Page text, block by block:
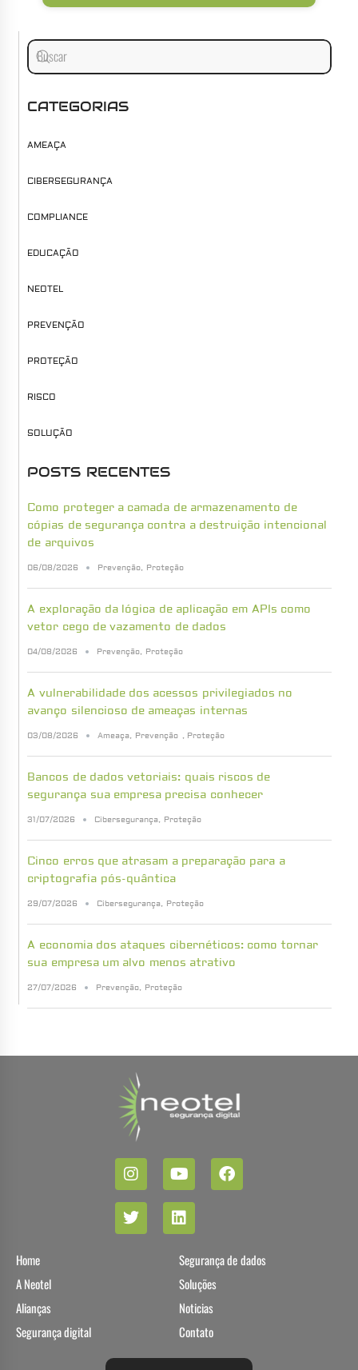
CATEGORIAS
AMEAÇA
CIBERSEGURANÇA
COMPLIANCE
EDUCAÇÃO
NEOTEL
PREVENÇÃO
PROTEÇÃO
RISCO
SOLUÇÃO
POSTS RECENTES
Como proteger a camada de armazenamento de
cópias de segurança contra a destruição intencional
de arquivos
06/08/2026 Prevenção, Proteção
A exploração da lógica de aplicação em APIs como
vetor cego de vazamento de dados
04/08/2026 Prevenção, Proteção
A vulnerabilidade dos acessos privilegiados no
avanço silencioso de ameaças internas
03/08/2026 Ameaça, Prevenção , Proteção
Bancos de dados vetoriais: quais riscos de
segurança sua empresa precisa conhecer
31/07/2026 Cibersegurança, Proteção
Cinco erros que atrasam a preparação para a
criptografia pós-quântica
29/07/2026 Cibersegurança, Proteção
A economia dos ataques cibernéticos: como tornar
sua empresa um alvo menos atrativo
27/07/2026 Prevenção, Proteção
Home
A Neotel
Alianças
Segurança digital
Segurança de dados
Soluções
Noticias
Contato